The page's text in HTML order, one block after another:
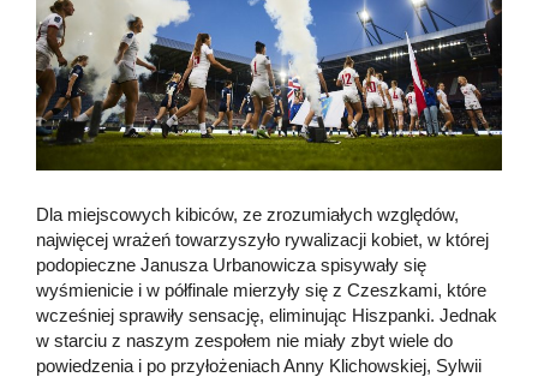
Dla miejscowych kibiców, ze zrozumiałych względów,
najwięcej wrażeń towarzyszyło rywalizacji kobiet, w której
podopieczne Janusza Urbanowicza spisywały się
wyśmienicie i w półfinale mierzyły się z Czeszkami, które
wcześniej sprawiły sensację, eliminując Hiszpanki. Jednak
w starciu z naszym zespołem nie miały zbyt wiele do
powiedzenia i po przyłożeniach Anny Klichowskiej, Sylwii